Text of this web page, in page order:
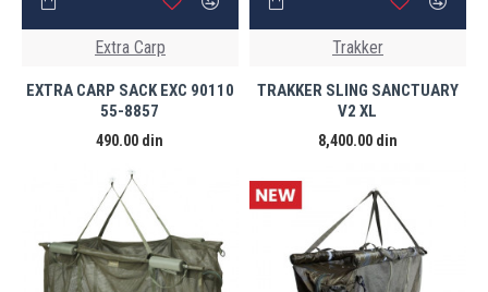
Extra Carp
EXTRA CARP SACK EXC 90110
55-8857
490.00 din
Trakker
TRAKKER SLING SANCTUARY
V2 XL
8,400.00 din